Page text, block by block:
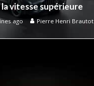
la vitesse supérieure
ago Pierre Henri Brautot